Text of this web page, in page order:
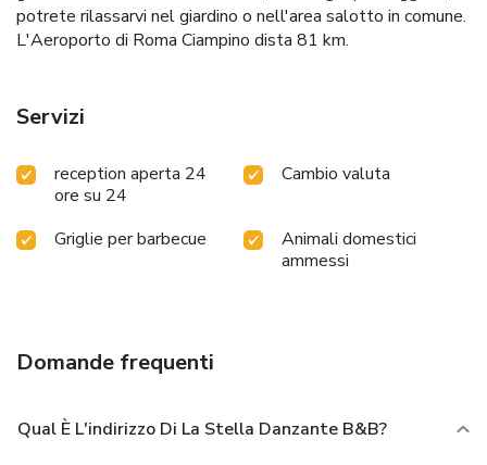
potrete rilassarvi nel giardino o nell'area salotto in comune.
L'Aeroporto di Roma Ciampino dista 81 km.
Servizi
reception aperta 24
ore su 24
Cambio valuta
Griglie per barbecue
Animali domestici
ammessi
Domande frequenti
Qual È L'indirizzo Di La Stella Danzante B&B?